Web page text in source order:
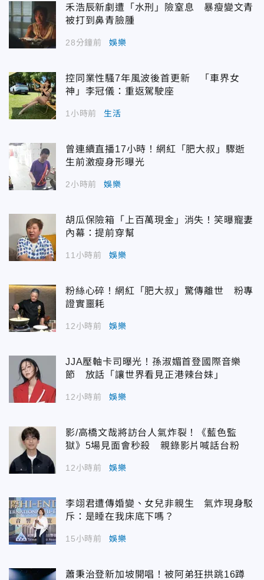
禾浩辰新劇遭「水刑」險窒息 暴瘦變文青
被打到鼻青臉腫
28分鐘前 娛樂
控同業性騷7年風波後首更新 「車界女
神」李冠儀：重返駕駛座
1小時前 生活
曾連續直播17小時！網紅「肥大叔」驟逝
生前激瘦身形曝光
2小時前 娛樂
胡瓜保險箱「上百萬現金」消失！笑曝寵妻
內幕：提前穿幫
11小時前 娛樂
粉絲心碎！網紅「肥大叔」驚傳離世 粉專
證實噩耗
12小時前 娛樂
JJA壓軸卡司曝光！孫淑媚首登國際音樂
節 放話「讓世界看見正港辣台妹」
12小時前 娛樂
影/高橋文哉將訪台人氣炸裂！《藍色監
獄》5場見面會秒殺 親錄影片喊話台粉
12小時前 娛樂
李翊君遭傳婚變、女兒非親生 氣炸現身駁
斥：是睡在我床底下嗎？
15小時前 娛樂
蕭秉治登新加坡開唱！被阿弟狂拱跳16蹲